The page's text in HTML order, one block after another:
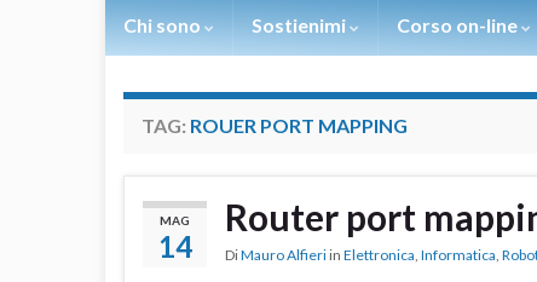
Chi sono Sostienimi Corso on-line
TAG: ROUER PORT MAPPING
MAG
14
Router port
DiMauro Alfieri in Elettronica, Informatica,